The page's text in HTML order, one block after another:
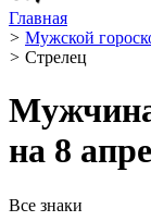
Главная
> Мужской
> Стрелец ️
на 8
Все знаки